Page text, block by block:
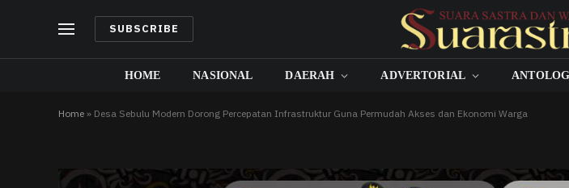
SUBSCRIBE
HOME NASIONAL DAERAH ADVERTORIAL
Home » Desa Sebulu Modern Dorong Percepatan Infrastruktur Guna Permudah Akses dan Ekonomi Warga